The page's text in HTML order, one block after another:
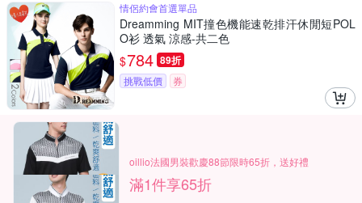
情侶約會首選單品
Dreamming MIT撞色機能速乾排汗休閒短POL
O衫 透氣 涼感-共二色
$784 89折
挑戰低價 券
oillio法國男裝歡慶88節限時65折，送好禮
滿1件享65折